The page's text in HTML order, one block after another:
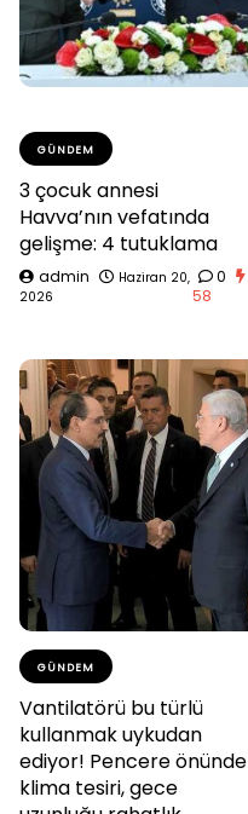
GÜNDEM
3 çocuk annesi
Havva’nın vefatında
gelişme: 4 tutuklama
admin
Haziran 20,
2026
0
58
GÜNDEM
Vantilatörü bu türlü
kullanmak uykudan
ediyor! Pencere önünde
klima tesiri, gece